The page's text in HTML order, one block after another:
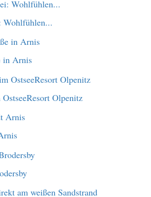
Wohlfühlen...
in Arnis
Olpenitz